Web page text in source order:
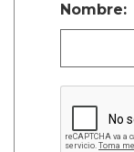
Nombre: